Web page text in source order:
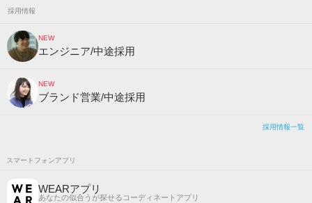
採用情報
NEW
エンジニア/中途採用
NEW
ブランド営業/中途採用
採用情報一覧
スマートフォンアプリ
WEARアプリ
あなたの似合うが探せるコーディネートアプリ